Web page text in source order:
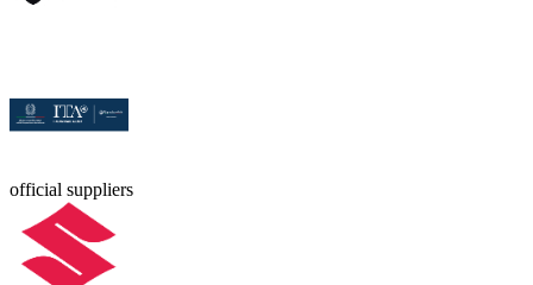
official suppliers